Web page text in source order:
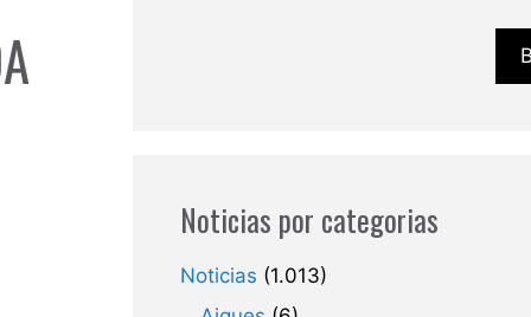
Noticias por categorias
Noticias (1.013)